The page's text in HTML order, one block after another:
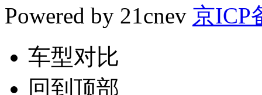
Powered by 21cnev 京ICP
车型对比
回到顶部